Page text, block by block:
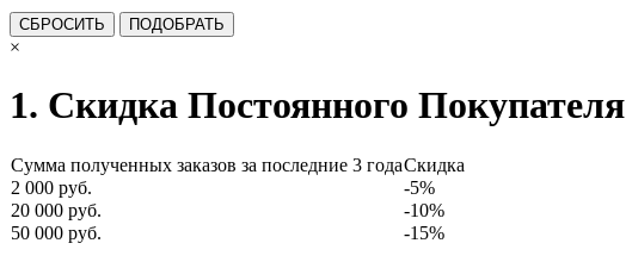
×
1. Скидка Постоянного Покупателя
Сумма полученных заказов за последние 3 годаСкидка
2 000 руб.
-5%
20 000 руб.
-10%
50 000 руб.
-15%